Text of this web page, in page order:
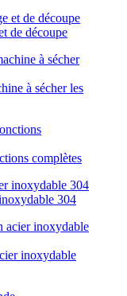
de découpe
à sécher les
complètes
304
inoxydable